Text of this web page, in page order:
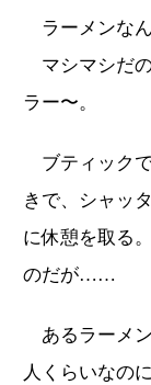
ラーメンなん
マシマシだ
ラー〜。
ブティック
きで、シャッ
に休憩を取る
のだが……
あるラーメ
人くらいなの